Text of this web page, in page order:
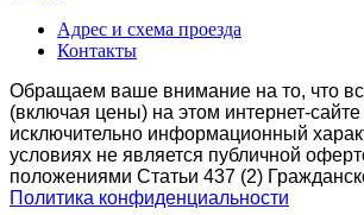
Адрес и схема проезда
Контакты
Обращаем ваше внимание на то, что
(включая цены) на этом интернет-сайте
исключительно информационный
условиях не является публичной
положениями Статьи 437 (2)
Политика конфиденциальности